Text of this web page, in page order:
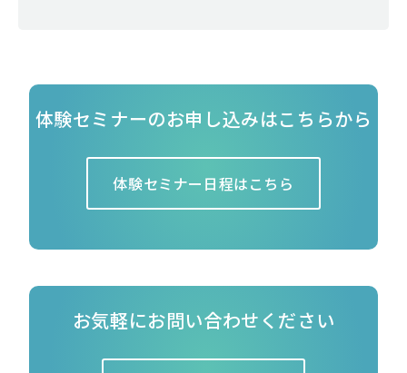
体験セミナーのお申し込みはこちらから
体験セミナー日程はこちら
お気軽にお問い合わせください